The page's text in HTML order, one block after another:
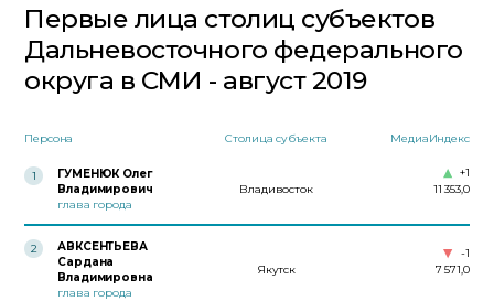
Первые лица столиц субъектов
Дальневосточного федерального
округа в СМИ - август 2019
Персона Столица субъекта МедиаИндекс
1
ГУМЕНЮК Олег
Владимирович
глава города
Владивосток 11 353,0
+1
2
АВКСЕНТЬЕВА
Сардана
Владимировна
глава города
Якутск 7 571,0
-1